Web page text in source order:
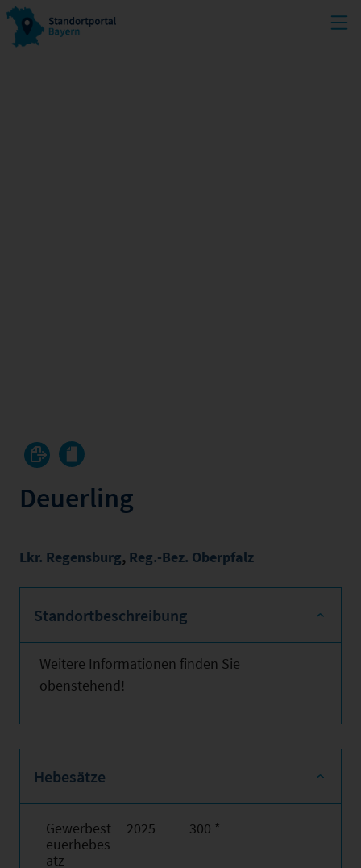
Deuerling
Lkr. Regensburg, Reg.-Bez. Oberpfalz
Standortbeschreibung
Weitere Informationen finden Sie
obenstehend!
Hebesätze
Gewerbest
euerhebes
atz
2025 300 *